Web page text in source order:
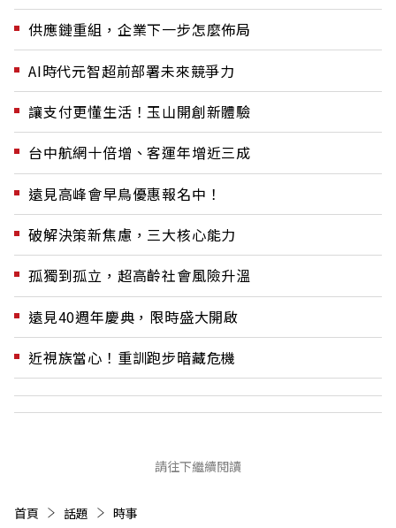
供應鏈重組，企業下一步怎麼佈局
AI時代元智超前部署未來競爭力
讓支付更懂生活！玉山開創新體驗
台中航網十倍增、客運年增近三成
遠見高峰會早鳥優惠報名中！
破解決策新焦慮，三大核心能力
孤獨到孤立，超高齡社會風險升溫
遠見40週年慶典，限時盛大開啟
近視族當心！重訓跑步暗藏危機
請往下繼續閱讀
首頁 話題 時事